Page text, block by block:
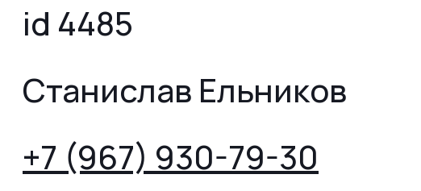
id 4485
Станислав Ельников
+7 (967) 930-79-30